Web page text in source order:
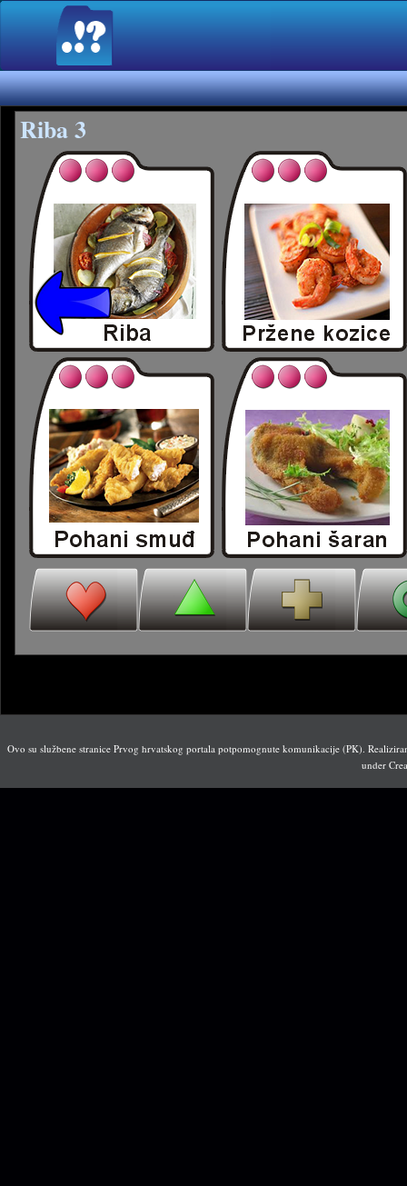
Riba 3
Ovo su službene stranice Prvog hrvatskog portala potpomognute komunikacije (PK).
under